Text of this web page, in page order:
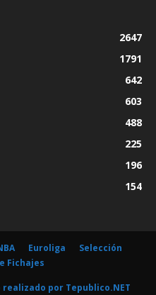
2647
1791
642
603
488
225
196
154
Euroliga
Selección
Fichajes
realizado por Tepublico.NET